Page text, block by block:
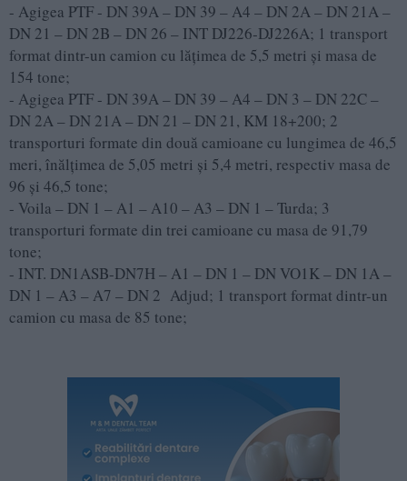
- Agigea PTF - DN 39A – DN 39 – A4 – DN 2A – DN 21A –
DN 21 – DN 2B – DN 26 – INT DJ226-DJ226A; 1 transport
format dintr-un camion cu lățimea de 5,5 metri și masa de
154 tone;
- Agigea PTF - DN 39A – DN 39 – A4 – DN 3 – DN 22C –
DN 2A – DN 21A – DN 21 – DN 21, KM 18+200; 2
transporturi formate din două camioane cu lungimea de 46,5
meri, înălțimea de 5,05 metri și 5,4 metri, respectiv masa de
96 și 46,5 tone;
- Voila – DN 1 – A1 – A10 – A3 – DN 1 – Turda; 3
transporturi formate din trei camioane cu masa de 91,79
tone;
- INT. DN1ASB-DN7H – A1 – DN 1 – DN VO1K – DN 1A –
DN 1 – A3 – A7 – DN 2 Adjud; 1 transport format dintr-un
camion cu masa de 85 tone;